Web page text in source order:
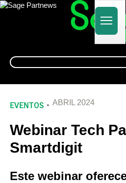
Alternar
EVENTOS ABRIL 2024
Webinar Tech
Smartdigit
Este webinar